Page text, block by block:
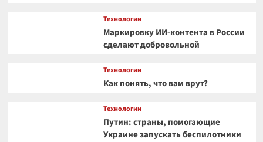
Технологии
Маркировку ИИ-контента в России
сделают добровольной
Технологии
Как понять, что вам врут?
Технологии
Путин: страны, помогающие
Украине запускать беспилотники